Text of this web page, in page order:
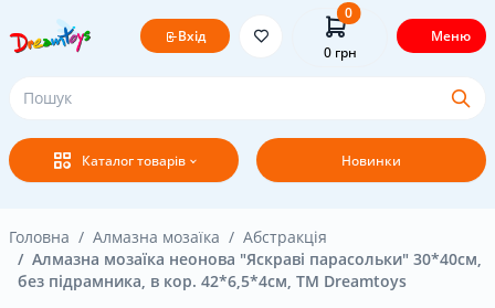
Каталог товарів Новинки
Вхід
0
0грн
Меню
Головна
Постачальникам
Покупцям
Оплата і доставка
Головна Алмазна мозаїка
Абстракція
Алмазна мозаїка неонова "Яскраві парасольки" 30*40см,
без підрамника, в кор. 42*6,5*4см, ТМ Dreamtoys